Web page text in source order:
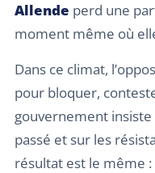
Allende perd une
moment même où
Dans ce climat,
pour bloquer,
gouvernement
passé et sur les
résultat est le même :